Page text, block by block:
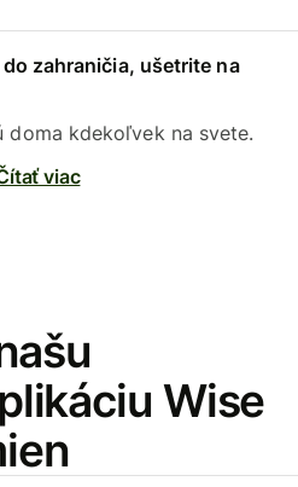
zahraničia, ušetrite na
doma kdekoľvek na svete.
viac
Wise